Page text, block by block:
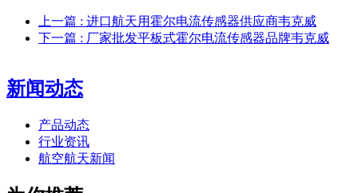
上一篇 : 进口航天用霍尔电流传感器供应商韦克威
下一篇 : 厂家批发平板式霍尔电流传感器品牌韦克威
新闻动态
产品动态
行业资讯
航空航天新闻